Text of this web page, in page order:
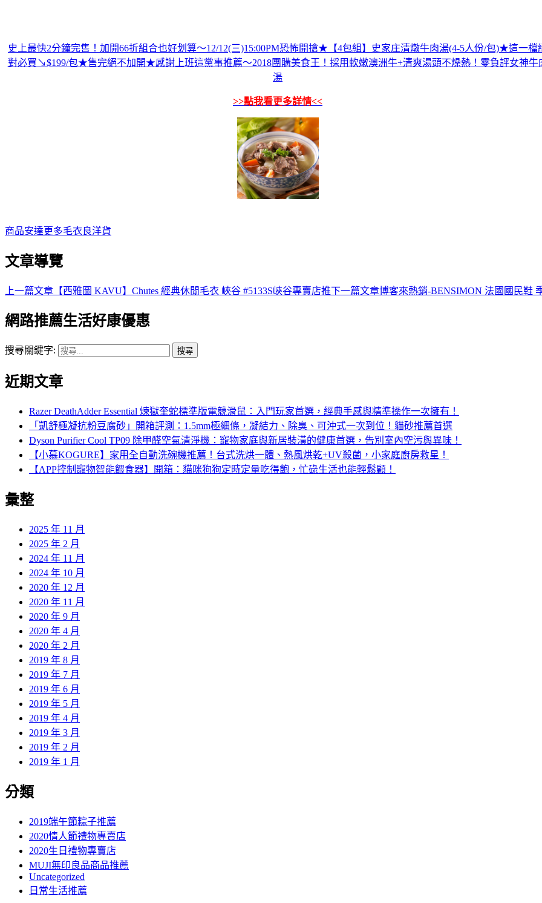
史上最快2分鐘完售！加開66折組合也好划算～12/12(三)15:00PM恐怖開搶★【4包組】史家庄清燉牛肉湯(4-5人份/包)★這一檔
對必買↘$199/包★售完絕不加開★感謝上班這黨事推薦～2018團購美食王！採用軟嫩澳洲牛+清爽湯頭不燥熱！零負評女神牛
湯
>>點我看更多詳情<<
商品安達更多毛衣 良洋貨
文章導覽
上一篇文章 【西雅圖 KAVU】Chutes 經典休閒毛衣 峽谷 #5133S峽谷專賣店推下一篇文章博客來熱銷-BENSIMON 法國國民鞋
網路推薦生活好康優惠
搜尋關鍵字:
近期文章
Razer DeathAdder Essential 煉獄奎蛇標準版電競滑鼠：入門玩家首選，經典手感與精準操作一次擁有！
「凱舒極凝抗粉豆腐砂」開箱評測：1.5mm極細條，凝結力、除臭、可沖式一次到位！貓砂推薦首選
Dyson Purifier Cool TP09 除甲醛空氣清淨機：寵物家庭與新居裝潢的健康首選，告別室內空污與異味！
【小慕KOGURE】家用全自動洗碗機推薦！台式洗烘一體、熱風烘乾+UV殺菌，小家庭廚房救星！
【APP控制寵物智能餵食器】開箱：貓咪狗狗定時定量吃得飽，忙碌生活也能輕鬆顧！
彙整
2025 年 11 月
2025 年 2 月
2024 年 11 月
2024 年 10 月
2020 年 12 月
2020 年 11 月
2020 年 9 月
2020 年 4 月
2020 年 2 月
2019 年 8 月
2019 年 7 月
2019 年 6 月
2019 年 5 月
2019 年 4 月
2019 年 3 月
2019 年 2 月
2019 年 1 月
分類
2019端午節粽子推薦
2020情人節禮物專賣店
2020生日禮物專賣店
MUJI無印良品商品推薦
Uncategorized
日常生活推薦